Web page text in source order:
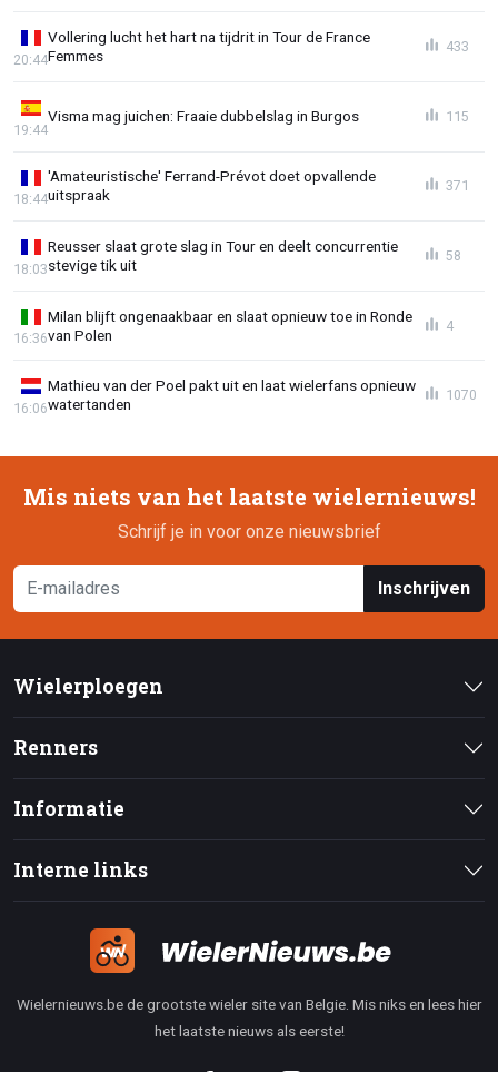
Vollering lucht het hart na tijdrit in Tour de France
Femmes
20:44
433
Visma mag juichen: Fraaie dubbelslag in Burgos
19:44
115
'Amateuristische' Ferrand-Prévot doet opvallende
uitspraak
18:44
371
Reusser slaat grote slag in Tour en deelt concurrentie
stevige tik uit
18:03
58
Milan blijft ongenaakbaar en slaat opnieuw toe in Ronde
van Polen
16:36
4
Mathieu van der Poel pakt uit en laat wielerfans opnieuw
watertanden
16:06
1070
Mis niets van het laatste wielernieuws!
Schrijf je in voor onze nieuwsbrief
Inschrijven
Wielerploegen
Renners
Informatie
Interne links
Wielernieuws.be de grootste wieler site van Belgie. Mis niks en lees hier
het laatste nieuws als eerste!